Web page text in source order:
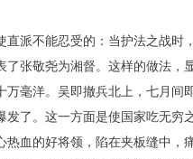
直派不能忍受的：当护法之战时
了张敬尧为湘督。这样的做法
万毫洋。吴即撤兵北上，七月间
发了。这一方面是使国家吃无穷
热血的好将领，陷在夹板缝中